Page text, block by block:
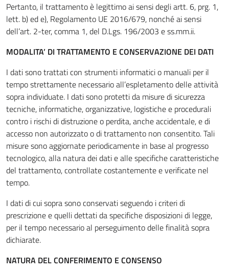
Pertanto, il trattamento è legittimo ai sensi degli artt. 6, prg. 1,
lett. b) ed e), Regolamento UE 2016/679, nonché ai sensi
dell’art. 2-ter, comma 1, del D.Lgs. 196/2003 e ss.mm.ii.
MODALITA’ DI TRATTAMENTO E CONSERVAZIONE DEI DATI
I dati sono trattati con strumenti informatici o manuali per il
tempo strettamente necessario all’espletamento delle attività
sopra individuate. I dati sono protetti da misure di sicurezza
tecniche, informatiche, organizzative, logistiche e procedurali
contro i rischi di distruzione o perdita, anche accidentale, e di
accesso non autorizzato o di trattamento non consentito. Tali
misure sono aggiornate periodicamente in base al progresso
tecnologico, alla natura dei dati e alle specifiche caratteristiche
del trattamento, controllate costantemente e verificate nel
tempo.
I dati di cui sopra sono conservati seguendo i criteri di
prescrizione e quelli dettati da specifiche disposizioni di legge,
per il tempo necessario al perseguimento delle finalità sopra
dichiarate.
NATURA DEL CONFERIMENTO E CONSENSO